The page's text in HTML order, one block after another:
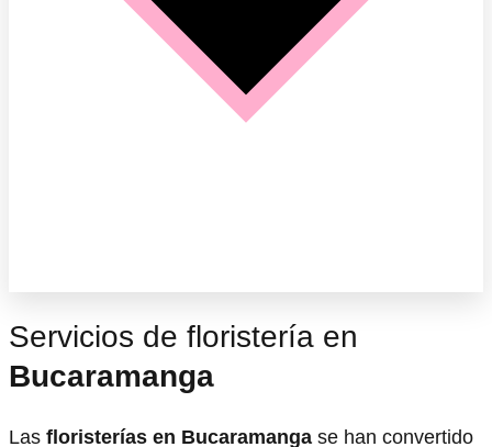
Servicios de floristería en
Bucaramanga
Las floristerías en Bucaramanga se han convertido